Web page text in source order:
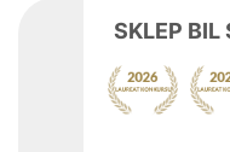
SKLEP BIL